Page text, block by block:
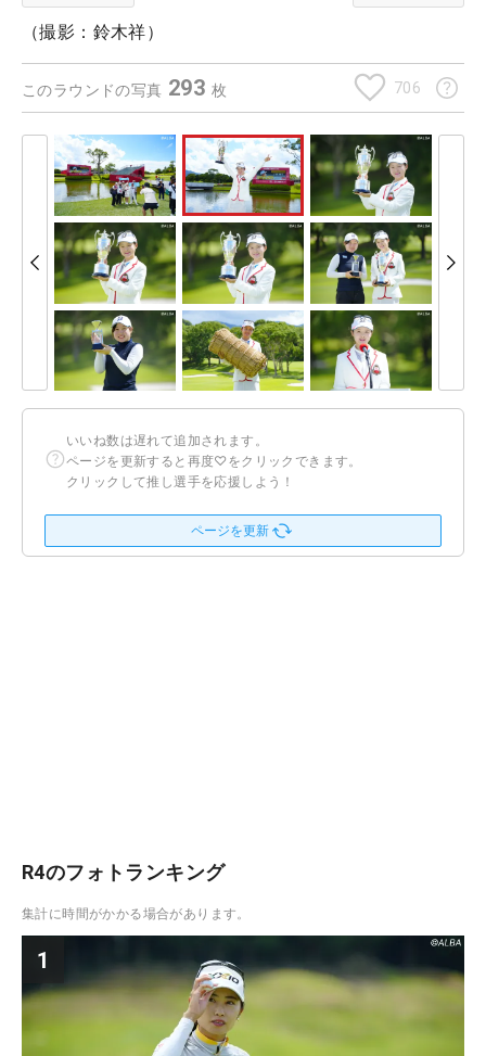
（撮影：鈴木祥）
このラウンドの写真 293 枚 706
いいね数は遅れて追加されます。
ページを更新すると再度♡をクリックできます。
クリックして推し選手を応援しよう！
ページを更新
R4のフォトランキング
集計に時間がかかる場合があります。
1